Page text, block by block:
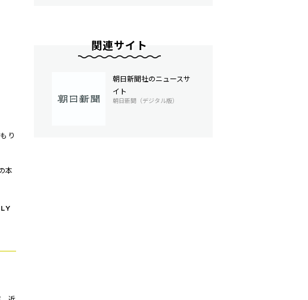
り
本
関連サイト
朝日新聞社のニュースサ
イト
朝日新聞（デジタル版）